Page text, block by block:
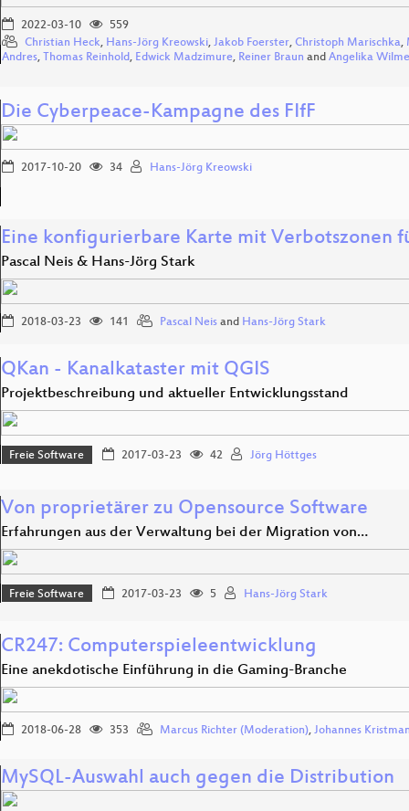
2022-03-10
559
Christian Heck, Hans-Jörg Kreowski, Jakob Foerster, Christoph Marischka,
Andres, Thomas Reinhold, Edwick Madzimure, Reiner Braun and Angelika
Die Cyberpeace-Kampagne des FIfF
2017-10-20 34 Hans-Jörg Kreowski
Eine konfigurierbare Karte mit Verbotszonen
Pascal Neis & Hans-Jörg Stark
2018-03-23 141 Pascal Neis and Hans-Jörg Stark
QKan - Kanalkataster mit QGIS
Projektbeschreibung und aktueller Entwicklungsstand
Freie Software 2017-03-23 42 Jörg Höttges
Von proprietärer zu Opensource Software
Erfahrungen aus der Verwaltung bei der Migration von…
Freie Software 2017-03-23 5 Hans-Jörg Stark
CR247: Computerspieleentwicklung
Eine anekdotische Einführung in die Gaming-Branche
2018-06-28 353 Marcus Richter (Moderation), Johannes
MySQL-Auswahl auch gegen die Distribution